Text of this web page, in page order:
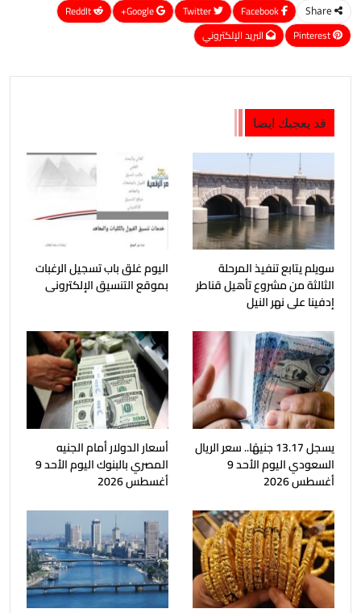
Share
Google+
ReddIt
Pinterest
البريد الإلكتروني
قد يعجبك ايضا
سويلم يتابع تنفيذ المرحلة
الثالثة من مشروع تأهيل قناطر
إدفينا على نهر النيل
اليوم غلق باب تسجيل الرغبات
بموقع التنسيق الإلكترونى
يسجل 13.17 جنيهًا.. سعر الريال
السعودي اليوم الأحد 9
أغسطس 2026
أسعار الدولار أمام الجنيه
المصري بالبنوك اليوم الأحد 9
أغسطس 2026